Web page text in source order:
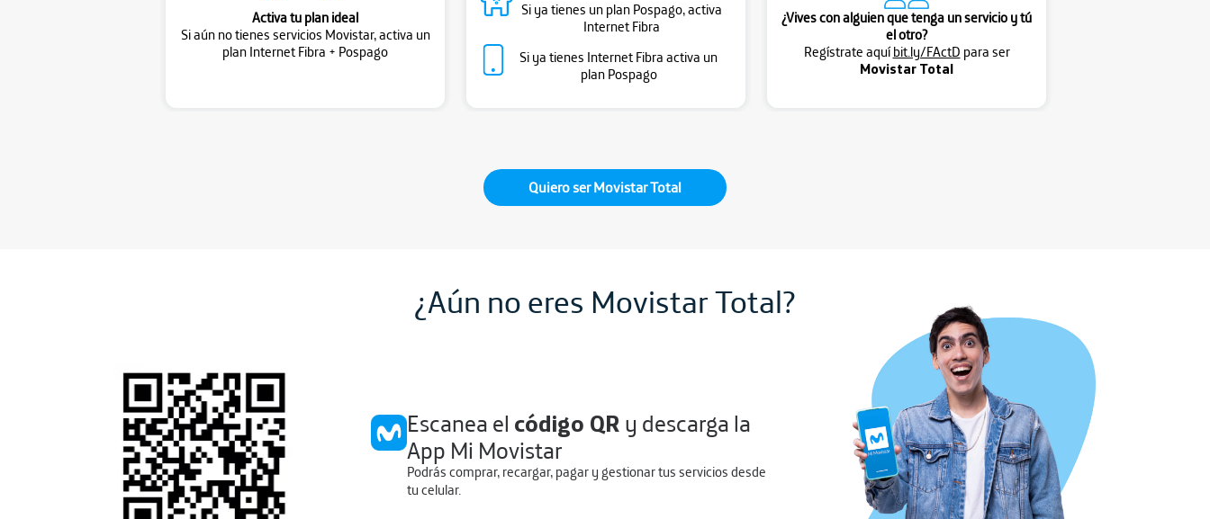
Activa tu plan ideal
Si aún no tienes servicios Movistar, activa un
plan Internet Fibra + Pospago
Si ya tienes un plan Pospago, activa
Internet Fibra
Si ya tienes Internet Fibra activa un
plan Pospago
¿Vives con alguien que tenga un servicio y tú
el otro?
Regístrate aquíbit.ly/FActD para ser
Movistar Total
Quiero ser Movistar Total
¿Aún no eres Movistar Total?
Escanea el código QR y descarga la
App Mi Movistar
Podrás comprar, recargar, pagar y gestionar tus servicios desde
tu celular.